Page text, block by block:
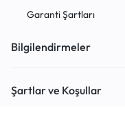
Garanti Şartları
Bilgilendirmeler
Şartlar ve Koşullar